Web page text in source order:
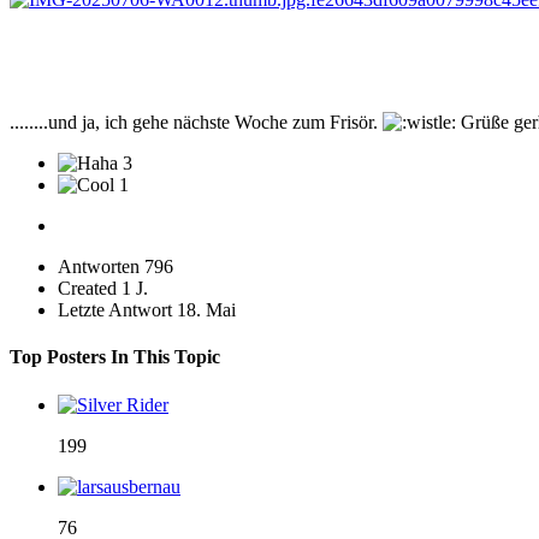
........und ja, ich gehe nächste Woche zum Frisör.
Grüße
3
1
Antworten 796
Created 1 J.
Letzte Antwort 18. Mai
Top Posters In This Topic
199
76